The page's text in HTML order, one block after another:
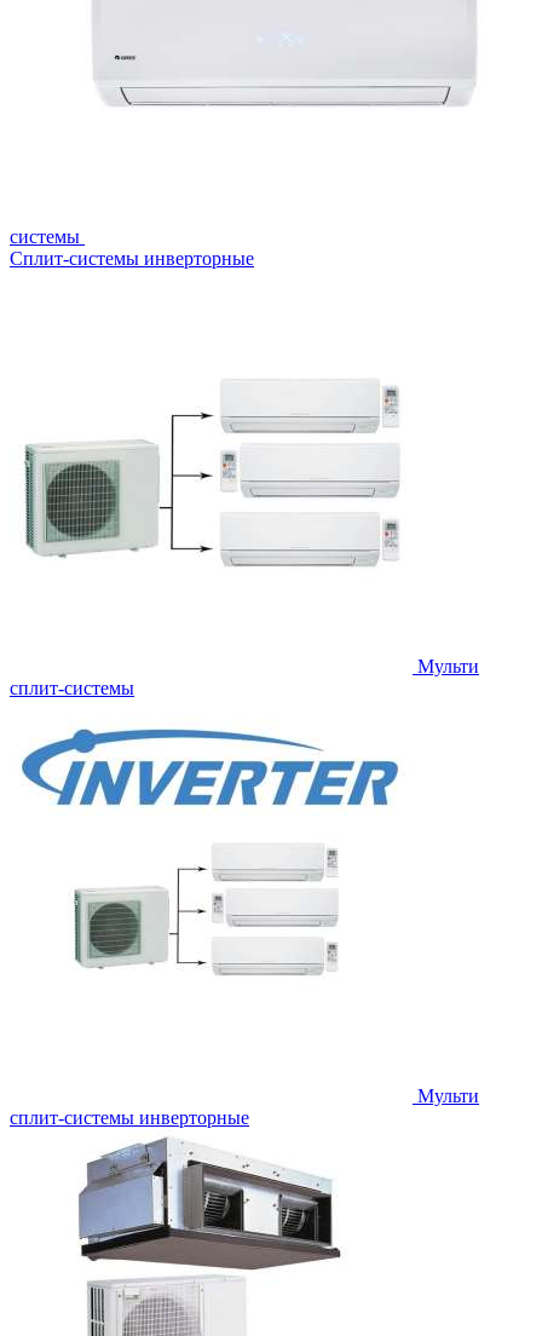
системы
Сплит-системы инверторные
Мульти
сплит-системы
Мульти
сплит-системы инверторные